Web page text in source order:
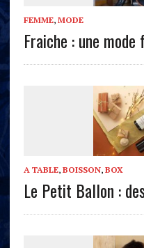
FEMME, MODE
Fraiche : une
A TABLE, BOISSON, BOX
Le Petit Ballon :